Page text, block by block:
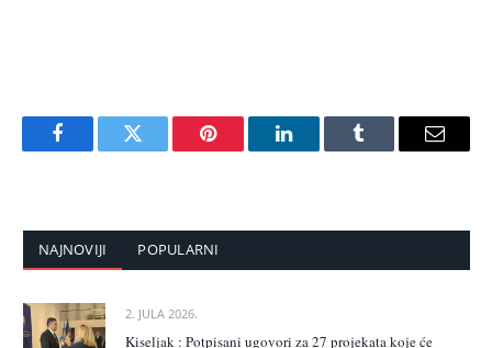
FacebookTwitter Pinterest LinkedInTumblr Email
NAJNOVIJI POPULARNI
2. JULA 2026.
Kiseljak : Potpisani ugovori za 27 projekata koje će